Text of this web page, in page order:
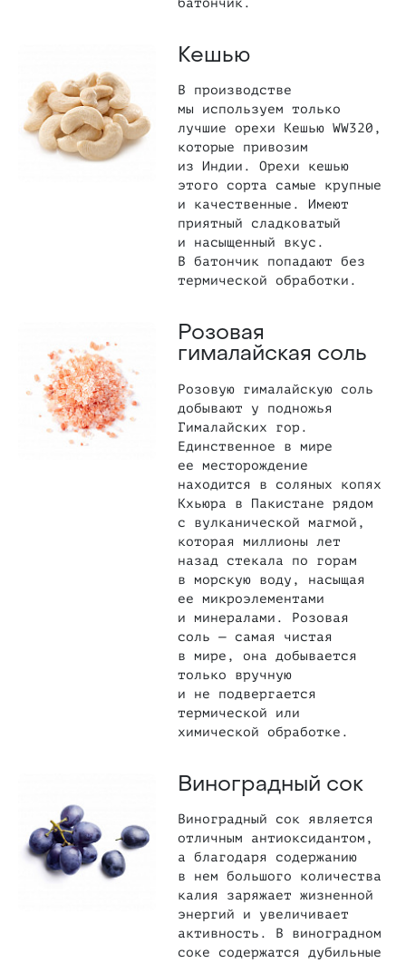
Кешью
В производстве
мы используем только
лучшие орехи Кешью WW320,
которые привозим
из Индии. Орехи кешью
этого сорта самые крупные
и качественные. Имеют
приятный сладковатый
и насыщенный вкус.
В батончик попадают без
термической обработки.
Розовая
гималайская соль
Розовую гималайскую соль
добывают у подножья
Гималайских гор.
Единственное в мире
ее месторождение
находится в соляных копях
Кхьюра в Пакистане рядом
с вулканической магмой,
которая миллионы лет
назад стекала по горам
в морскую воду, насыщая
ее микроэлементами
и минералами. Розовая
соль — самая чистая
в мире, она добывается
только вручную
и не подвергается
термической или
химической обработке.
Виноградный сок
Виноградный сок является
отличным антиоксидантом,
а благодаря содержанию
в нем большого количества
калия заряжает жизненной
энергий и увеличивает
активность. В виноградном
соке содержатся дубильные